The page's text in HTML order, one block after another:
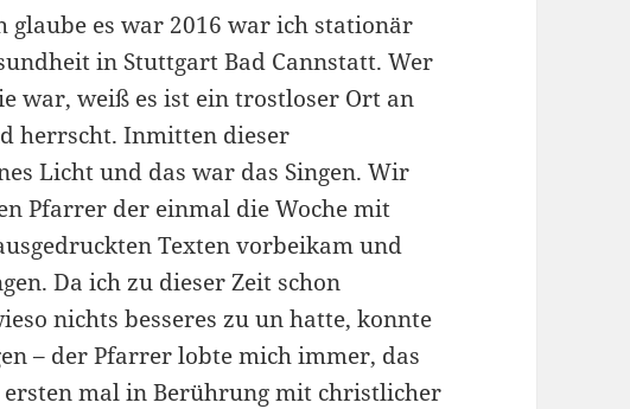
glaube es war 2016 war ich stationär
in Stuttgart Bad Cannstatt. Wer
war, weiß es ist ein trostloser Ort an
herrscht. Inmitten dieser
Licht und das war das Singen. Wir
Pfarrer der einmal die Woche mit
Texten vorbeikam und
Da ich zu dieser Zeit schon
nichts besseres zu un hatte, konnte
– der Pfarrer lobte mich immer, das
mal in Berührung mit christlicher